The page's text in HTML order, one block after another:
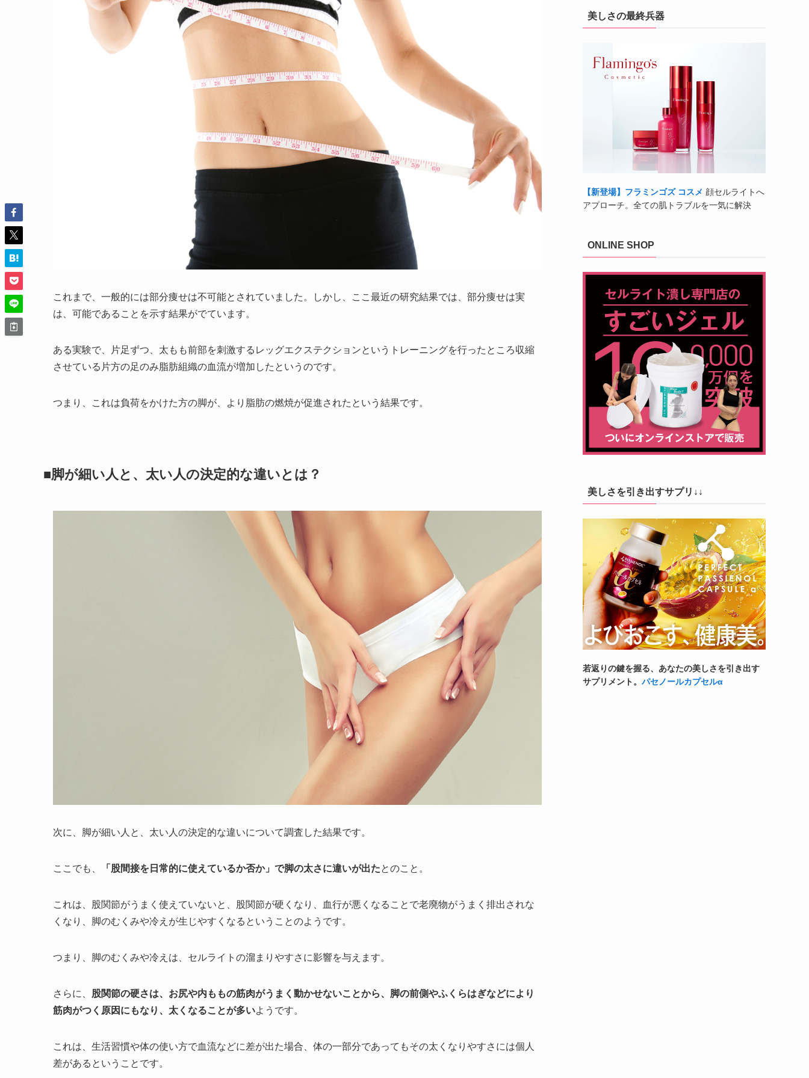
これまで、一般的には部分痩せは不可能とされていました。しかし、ここ最近の研究結果では、部分痩せは実
は、可能であることを示す結果がでています。
ある実験で、片足ずつ、太もも前部を刺激するレッグエクステクションというトレーニングを行ったところ収縮
させている片方の足のみ脂肪組織の血流が増加したというのです。
つまり、これは負荷をかけた方の脚が、より脂肪の燃焼が促進されたという結果です。
■脚が細い人と、太い人の決定的な違いとは？
次に、脚が細い人と、太い人の決定的な違いについて調査した結果です。
ここでも、 「股間接を日常的に使えているか否か」で脚の太さに違いが出たとのこと。
これは、股関節がうまく使えていないと、股関節が硬くなり、血行が悪くなることで老廃物がうまく排出されな
くなり、脚のむくみや冷えが生じやすくなるということのようです。
つまり、脚のむくみや冷えは、セルライトの溜まりやすさに影響を与えます。
さらに、 股関節の硬さは、お尻や内ももの筋肉がうまく動かせないことから、脚の前側やふくらはぎなどにより
筋肉がつく原因にもなり、太くなることが多いようです。
これは、生活習慣や体の使い方で血流などに差が出た場合、体の一部分であってもその太くなりやすさには個人
差があるということです。
美しさの最終兵器
【新登場】フラミンゴズ コスメ 顔セルライトへ
アプローチ。全ての肌トラブルを一気に解決
ONLINE SHOP
美しさを引き出すサプリ↓↓
若返りの鍵を握る、あなたの美しさを引き出す
サプリメント。 パセノールカプセルα